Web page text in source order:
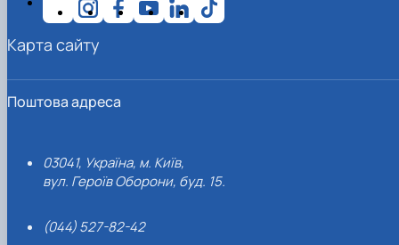
Поштова адреса
03041, Україна, м. Київ,
вул. Героїв Оборони, буд. 15.
(044) 527-82-42
Карта сайту